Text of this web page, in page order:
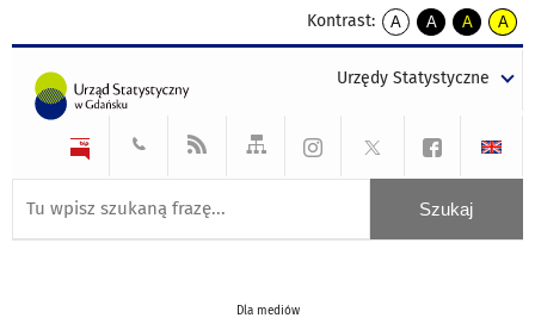
Kontrast:
A
kontrast
A
kontrast
tekst
czarnym
A
kontrast
tekst
czarnym
A
tekst
żółtym
Urzędy Statystyczne
Dla mediów